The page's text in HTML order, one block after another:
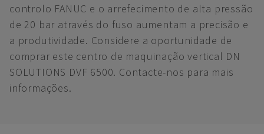
controlo FANUC e o arrefecimento de alta pressão
de 20 bar através do fuso aumentam a precisão e
a produtividade. Considere a oportunidade de
comprar este centro de maquinação vertical DN
SOLUTIONS DVF 6500. Contacte-nos para mais
informações.